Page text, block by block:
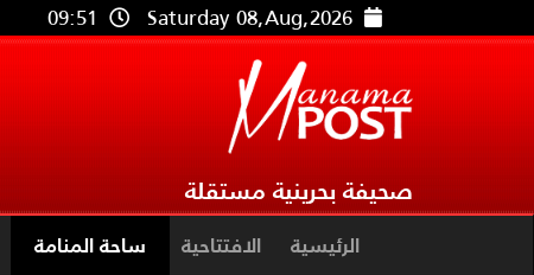
Saturday 08,Aug,2026
09:51
صحيفة بحرينية مستقلة
الرئيسية الافتتاحية ساحة المنامة